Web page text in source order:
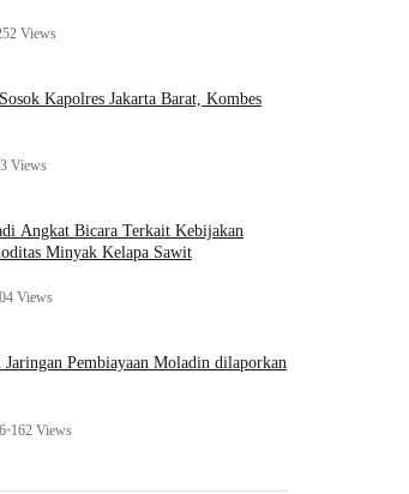
Views
Kapolres Jakarta Barat, Kombes
Views
Angkat Bicara Terkait Kebijakan
Minyak Kelapa Sawit
Views
Pembiayaan Moladin dilaporkan
•162 Views